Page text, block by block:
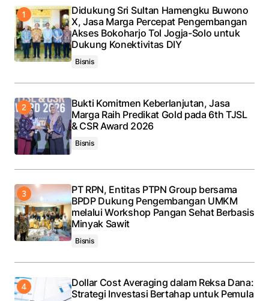
Save my name, email, and website in this browser
for the next time I comment.
Submit Comment
Didukung Sri Sultan Hamengku Buwono
X, Jasa Marga Percepat Pengembangan
Akses Bokoharjo Tol Jogja-Solo untuk
Dukung Konektivitas DIY
Bisnis
Bukti Komitmen Keberlanjutan, Jasa
Marga Raih Predikat Gold pada 6th TJSL
& CSR Award 2026
Bisnis
PT RPN, Entitas PTPN Group bersama
BPDP Dukung Pengembangan UMKM
melalui Workshop Pangan Sehat Berbasis
Minyak Sawit
Bisnis
Dollar Cost Averaging dalam Reksa Dana:
Strategi Investasi Bertahap untuk Pemula